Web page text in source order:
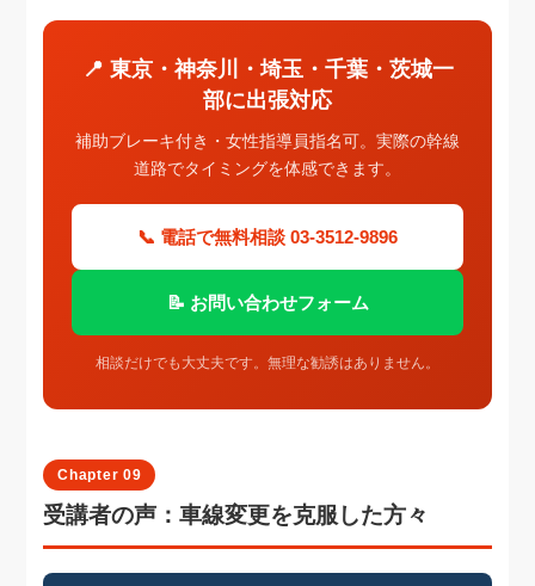
📍 東京・神奈川・埼玉・千葉・茨城一
部に出張対応
補助ブレーキ付き・女性指導員指名可。実際の幹線
道路でタイミングを体感できます。
📞 電話で無料相談 03-3512-9896
📝 お問い合わせフォーム
相談だけでも大丈夫です。無理な勧誘はありません。
Chapter 09
受講者の声：車線変更を克服した方々